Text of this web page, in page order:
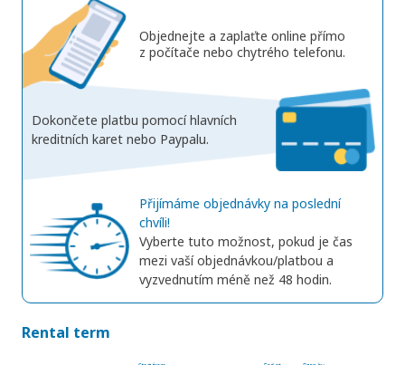
Objednejte a zaplaťte online přímo
z počítače nebo chytrého telefonu.
Dokončete platbu pomocí hlavních
kreditních karet nebo Paypalu.
Přijímáme objednávky na poslední
chvíli!
Vyberte tuto možnost, pokud je čas
mezi vaší objednávkou/platbou a
vyzvednutím méně než 48 hodin.
Rental term